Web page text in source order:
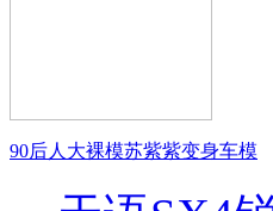
90后人大裸模苏紫紫变身车模